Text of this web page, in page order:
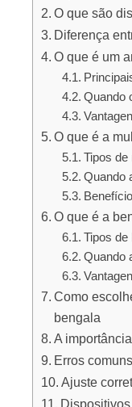
O que são
Diferença
O que é um
Quando
O que é a
Tipos de
Quando
O que é a
Tipos de
Quando
Como
bengala
A
Erros
Ajuste